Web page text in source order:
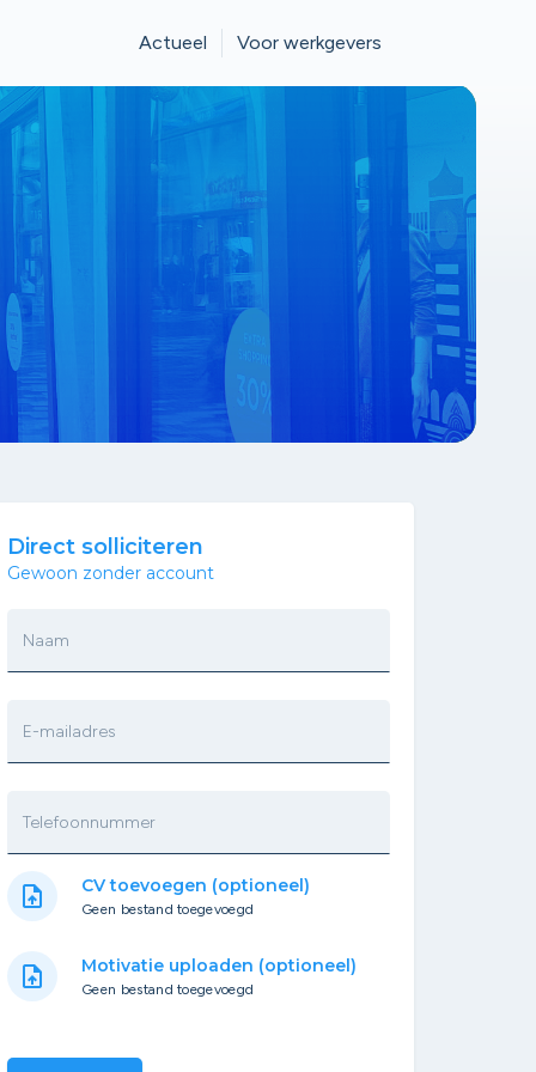
Actueel Voor werkgevers
Direct solliciteren
Gewoon zonder account
Naam
E-mailadres
Telefoonnummer
upload_file CV toevoegen (optioneel)
Geen bestand toegevoegd
upload_file Motivatie uploaden (optioneel)
Geen bestand toegevoegd